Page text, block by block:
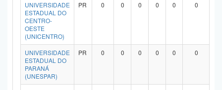
UNIVERSIDADE
ESTADUAL DO
CENTRO-
OESTE
(UNICENTRO)
PR 0 0 0 0 0 0
UNIVERSIDADE
ESTADUAL DO
PARANÁ
(UNESPAR)
PR 0 0 0 0 0 0